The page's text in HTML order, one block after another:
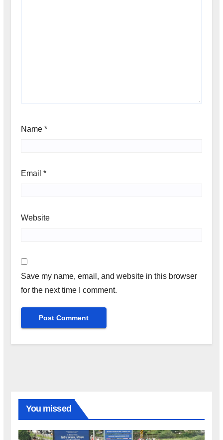
Name *
Email *
Website
Save my name, email, and website in this browser
for the next time I comment.
You missed